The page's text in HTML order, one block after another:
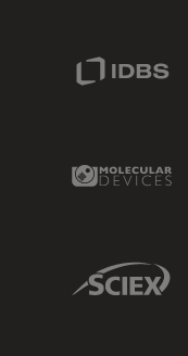
Sciex